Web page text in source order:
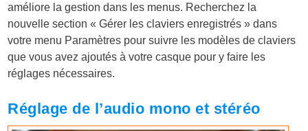
améliore la gestion dans les menus. Recherchez la
nouvelle section « Gérer les claviers enregistrés » dans
votre menu Paramètres pour suivre les modèles de claviers
que vous avez ajoutés à votre casque pour y faire les
réglages nécessaires.
Réglage de l’audio mono et stéréo